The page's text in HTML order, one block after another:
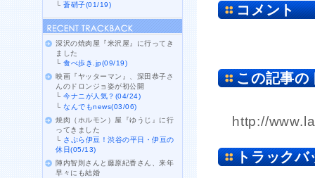
コメント
この記事の
http://
トラックバ
└蒼硝子(01/19)
深沢の焼肉屋『米沢屋』に行ってき
ました
└食べ歩き.jp(09/19)
映画『ヤッターマン』、深田恭子さ
んのドロンジョ姿が初公開
└今ナニが人気？(04/24)
└なんでもnews(03/06)
焼肉（ホルモン）屋『ゆうじ』に行
ってきました
└ さぷら伊豆！渋谷の平日・伊豆の
休日(05/13)
陣内智則さんと藤原紀香さん、来年
早々にも結婚